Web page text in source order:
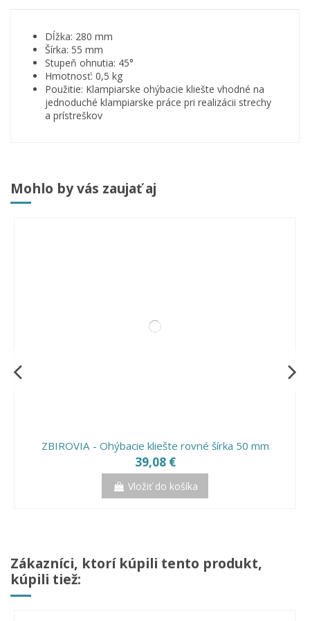
Dĺžka: 280 mm
Šírka: 55 mm
Stupeň ohnutia: 45°
Hmotnosť: 0,5 kg
Použitie: Klampiarske ohýbacie kliešte vhodné na
jednoduché klampiarske práce pri realizácii strechy
a prístreškov
Mohlo by vás zaujať aj
ZBIROVIA - Ohýbacie kliešte rovné šírka 50 mm
39,08 €
Vložiť do košíka
Zákazníci, ktorí kúpili tento produkt,
kúpili tiež: